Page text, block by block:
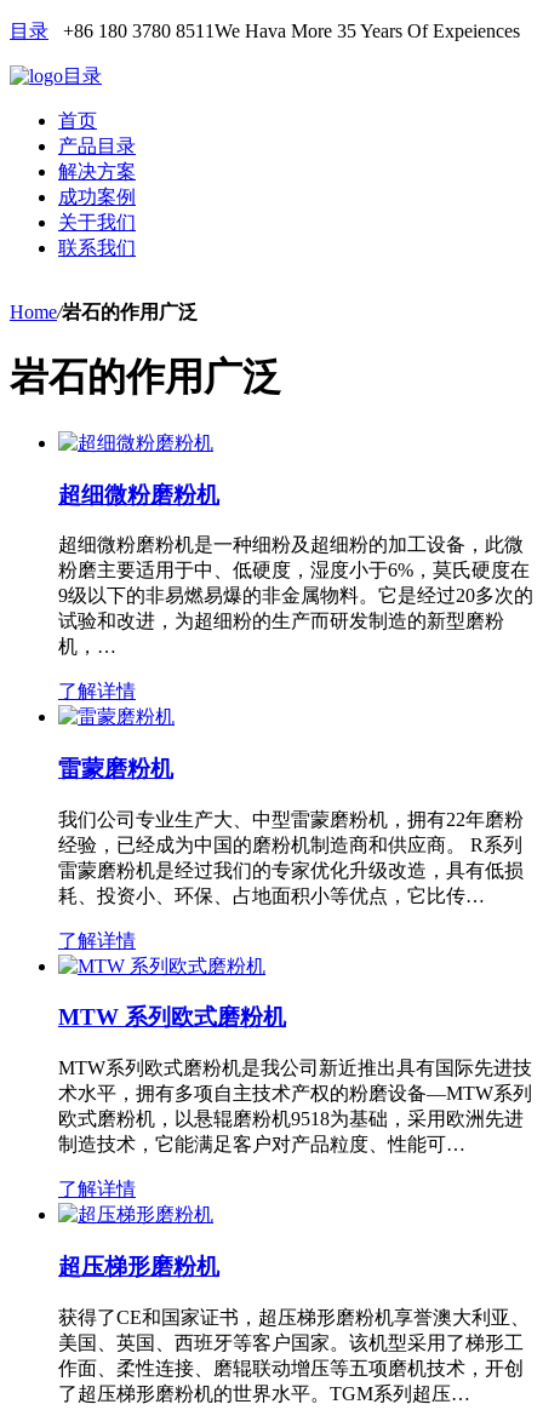
目录 +86 180 3780 8511We Hava More 35 Years Of Expeiences
目录
首页
产品目录
解决方案
成功案例
关于我们
联系我们
Home/岩石的作用广泛
岩石的作用广泛
超细微粉磨粉机
超细微粉磨粉机是一种细粉及超细粉的加工设备，此微
粉磨主要适用于中、低硬度，湿度小于6%，莫氏硬度在
9级以下的非易燃易爆的非金属物料。它是经过20多次的
试验和改进，为超细粉的生产而研发制造的新型磨粉
机，…
了解详情
雷蒙磨粉机
我们公司专业生产大、中型雷蒙磨粉机，拥有22年磨粉
经验，已经成为中国的磨粉机制造商和供应商。 R系列
雷蒙磨粉机是经过我们的专家优化升级改造，具有低损
耗、投资小、环保、占地面积小等优点，它比传…
了解详情
MTW 系列欧式磨粉机
MTW系列欧式磨粉机是我公司新近推出具有国际先进技
术水平，拥有多项自主技术产权的粉磨设备—MTW系列
欧式磨粉机，以悬辊磨粉机9518为基础，采用欧洲先进
制造技术，它能满足客户对产品粒度、性能可…
了解详情
超压梯形磨粉机
获得了CE和国家证书，超压梯形磨粉机享誉澳大利亚、
美国、英国、西班牙等客户国家。该机型采用了梯形工
作面、柔性连接、磨辊联动增压等五项磨机技术，开创
了超压梯形磨粉机的世界水平。TGM系列超压…